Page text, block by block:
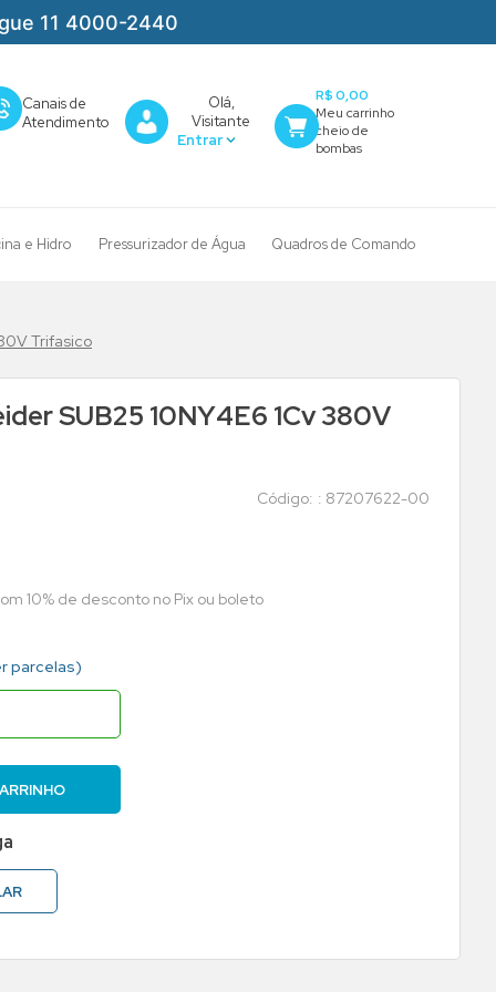
11 4000-2440
Canais de
Atendimento
Olá,
Visitante
R$ 0,00
e Hidro Pressurizador de Água Quadros de Comando
Trifasico
SUB25 10NY4E6 1Cv 380V
: 87207622-00
10% de desconto no Pix ou boleto
parcelas)